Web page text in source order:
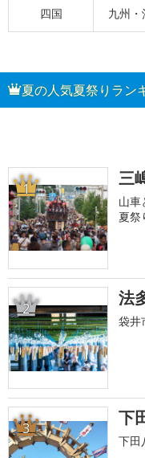
四国 九州・
夏の人気夏祭りラン
1 三
山車
夏祭
2 法
袋井
3 下
下田